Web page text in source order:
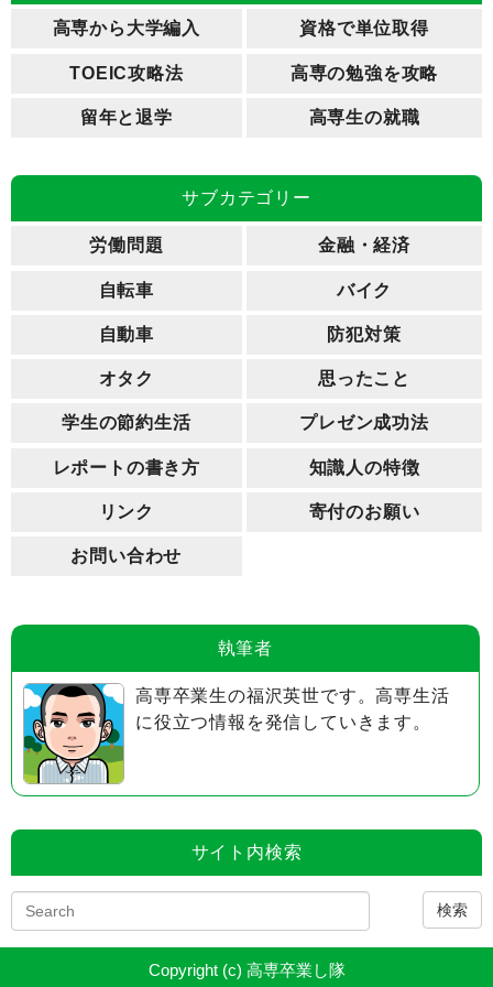
高専から大学編入 資格で単位取得
TOEIC攻略法 高専の勉強を攻略
留年と退学 高専生の就職
サブカテゴリー
労働問題 金融・経済
自転車 バイク
自動車 防犯対策
オタク 思ったこと
学生の節約生活 プレゼン成功法
レポートの書き方 知識人の特徴
リンク 寄付のお願い
お問い合わせ
執筆者
高専卒業生の福沢英世です。高専生活
に役立つ情報を発信していきます。
サイト内検索
検索
Copyright (c) 高専卒業し隊